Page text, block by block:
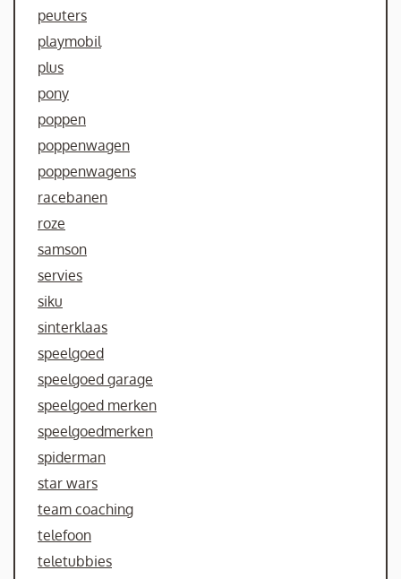
peuters
playmobil
plus
pony
poppen
poppenwagen
poppenwagens
racebanen
roze
samson
servies
siku
sinterklaas
speelgoed
speelgoed garage
speelgoed merken
speelgoedmerken
spiderman
star wars
team coaching
telefoon
teletubbies